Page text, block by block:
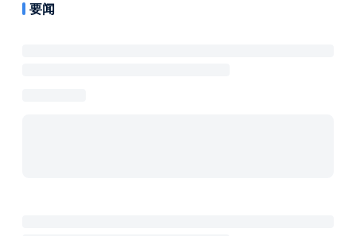
要闻